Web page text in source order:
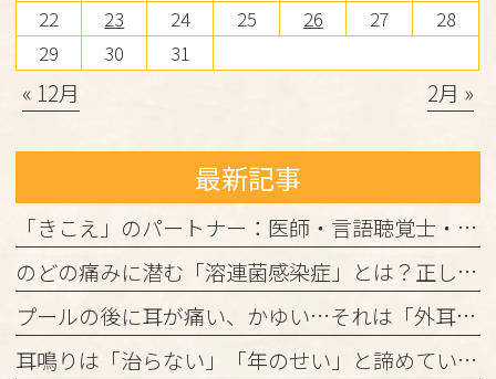
22
23 24 25 26 27
28
29
30 31
« 12月 2月 »
最新記事
「きこえ」のパートナー：医師・言語聴覚士・認定補聴器技能者の3者が連携して進める「安心の補聴器外来」
のどの痛みに潜む「溶連菌感染症」とは？正しく理解して、しっかり治しましょう
プールの後に耳が痛い、かゆい…それは「外耳炎」かもしれません。
耳鳴りは「治らない」「年のせい」と諦めていませんか？